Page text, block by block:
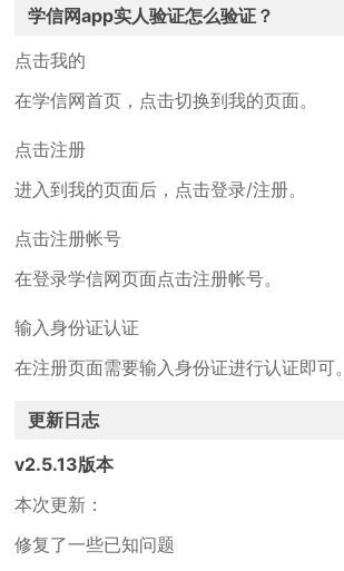
学信网app实人验证怎么验证？
点击我的
在学信网首页，点击切换到我的页面。
点击注册
进入到我的页面后，点击登录/注册。
点击注册帐号
在登录学信网页面点击注册帐号。
输入身份证认证
在注册页面需要输入身份证进行认证即可。
更新日志
v2.5.13版本
本次更新：
修复了一些已知问题